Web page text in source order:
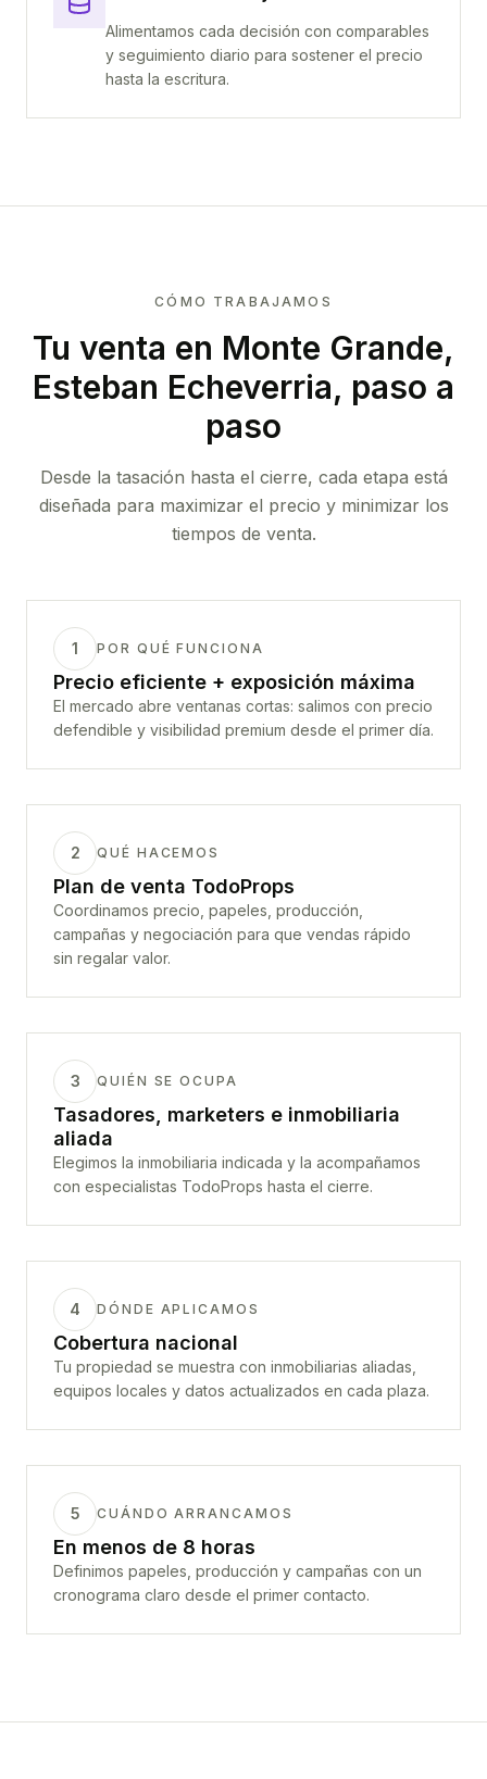
Alimentamos cada decisión con comparables
y seguimiento diario para sostener el precio
hasta la escritura.
CÓMO TRABAJAMOS
Tu venta en Monte Grande,
Esteban Echeverria, paso a
paso
Desde la tasación hasta el cierre, cada etapa está
diseñada para maximizar el precio y minimizar los
tiempos de venta.
1 POR QUÉ FUNCIONA
Precio eficiente + exposición máxima
El mercado abre ventanas cortas: salimos con precio
defendible y visibilidad premium desde el primer día.
2 QUÉ HACEMOS
Plan de venta TodoProps
Coordinamos precio, papeles, producción,
campañas y negociación para que vendas rápido
sin regalar valor.
3 QUIÉN SE OCUPA
Tasadores, marketers e inmobiliaria
aliada
Elegimos la inmobiliaria indicada y la acompañamos
con especialistas TodoProps hasta el cierre.
4 DÓNDE APLICAMOS
Cobertura nacional
Tu propiedad se muestra con inmobiliarias aliadas,
equipos locales y datos actualizados en cada plaza.
5 CUÁNDO ARRANCAMOS
En menos de 8 horas
Definimos papeles, producción y campañas con un
cronograma claro desde el primer contacto.